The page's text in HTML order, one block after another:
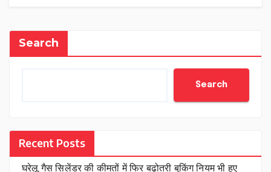
Search
Search
Recent Posts
घरेलू गैस सिलेंडर की कीमतों में फिर बढ़ोतरी बुकिंग नियम भी हुए